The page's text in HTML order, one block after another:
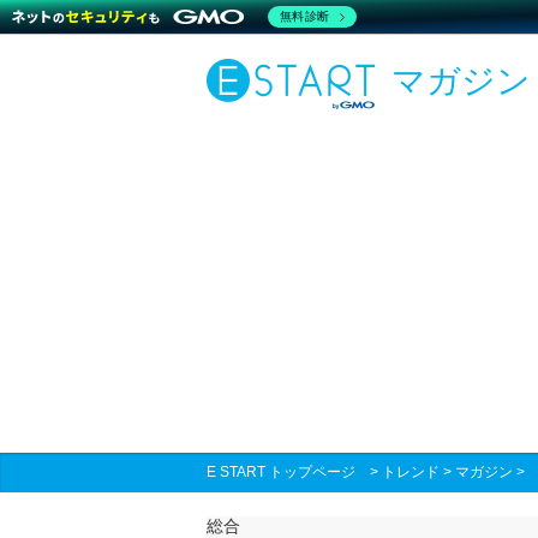
マガジン
E START トップページ > トレンド > マガジン >
総合
無料診断